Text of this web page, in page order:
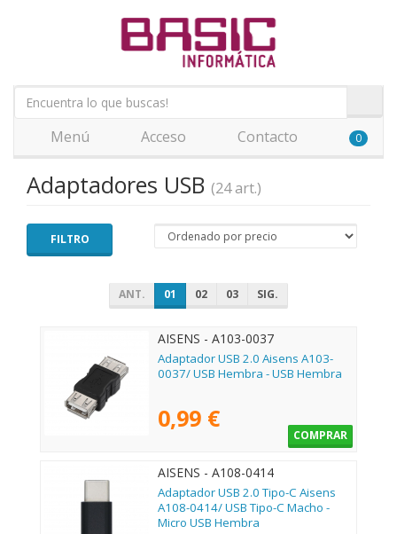
Menú Acceso Contacto 0
Adaptadores USB (24 art.)
FILTRO
ANT. 01 02 03 SIG.
AISENS - A103-0037
Adaptador USB 2.0 Aisens A103-
0037/ USB Hembra - USB Hembra
0,99 €
COMPRAR
AISENS - A108-0414
Adaptador USB 2.0 Tipo-C Aisens
A108-0414/ USB Tipo-C Macho -
Micro USB Hembra